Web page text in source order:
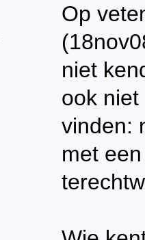
Op
niet
ook
vinden:
met